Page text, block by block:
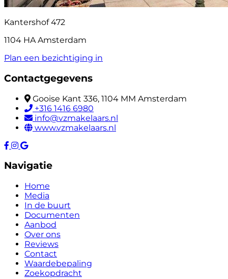
Kantershof 472
1104 HA Amsterdam
Plan een bezichtiging in
Contactgegevens
Gooise Kant 336, 1104 MM Amsterdam
+316 1416 6980
info@vzmakelaars.nl
www.vzmakelaars.nl
Navigatie
Home
Media
In de buurt
Documenten
Aanbod
Over ons
Reviews
Contact
Waardebepaling
Zoekopdracht